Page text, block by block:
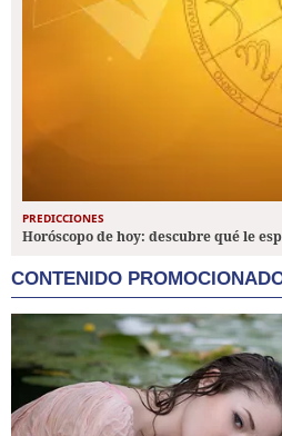
PREDICCIONES
Horóscopo de hoy: descubre qué le
CONTENIDO